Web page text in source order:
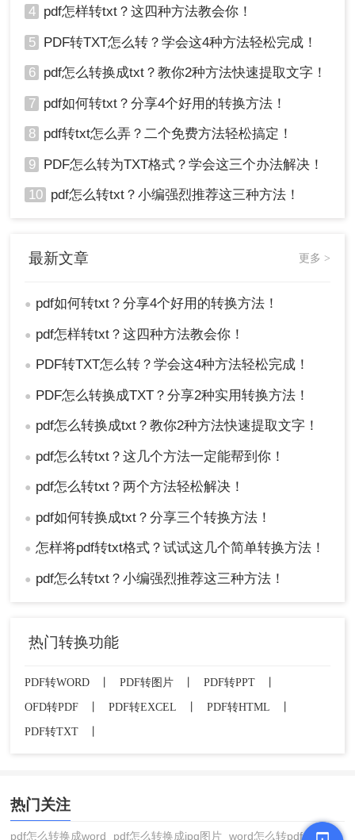
4 pdf怎样转txt？这四种方法教会你！
5 PDF转TXT怎么转？学会这4种方法轻松完成！
6 pdf怎么转换成txt？教你2种方法快速提取文字！
7 pdf如何转txt？分享4个好用的转换方法！
8 pdf转txt怎么弄？二个免费方法轻松搞定！
9 PDF怎么转为TXT格式？学会这三个办法解决！
10 pdf怎么转txt？小编强烈推荐这三种方法！
最新文章 更多 >
● pdf如何转txt？分享4个好用的转换方法！
● pdf怎样转txt？这四种方法教会你！
● PDF转TXT怎么转？学会这4种方法轻松完成！
● PDF怎么转换成TXT？分享2种实用转换方法！
● pdf怎么转换成txt？教你2种方法快速提取文字！
● pdf怎么转txt？这几个方法一定能帮到你！
● pdf怎么转txt？两个方法轻松解决！
● pdf如何转换成txt？分享三个转换方法！
● 怎样将pdf转txt格式？试试这几个简单转换方法！
● pdf怎么转txt？小编强烈推荐这三种方法！
热门转换功能
PDF转WORD PDF转图片 PDF转PPT
OFD转PDF
PDF转EXCEL PDF转HTML
PDF转TXT
热门关注
pdf怎么转换成word pdf怎么转换成jpg图片 word怎么转pdf